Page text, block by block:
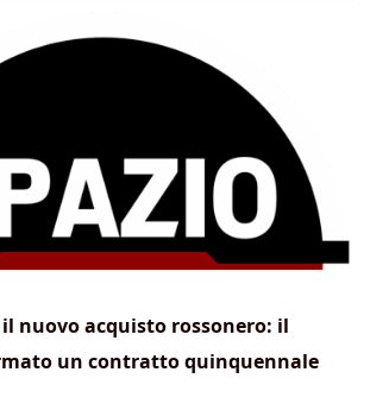
nuovo acquisto rossonero: il
un contratto quinquennale